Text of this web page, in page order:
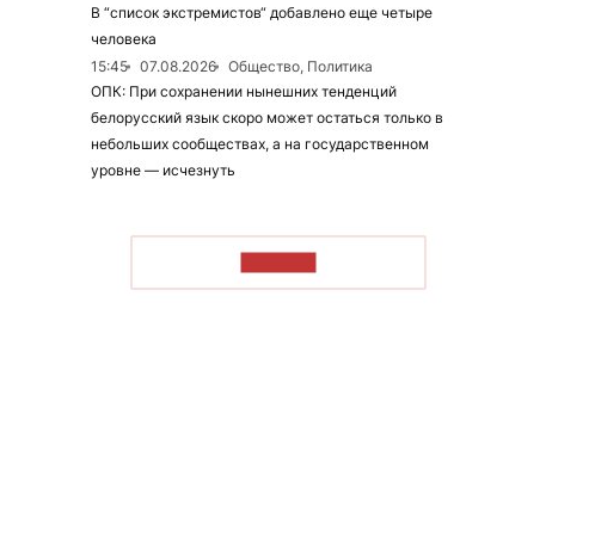
В “список экстремистов“ добавлено еще четыре
человека
15:45
07.08.2026
Общество, Политика
ОПК: При сохранении нынешних тенденций
белорусский язык скоро может остаться только в
небольших сообществах, а на государственном
уровне — исчезнуть